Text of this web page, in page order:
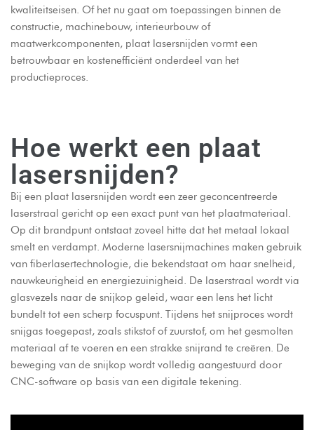
kwaliteitseisen. Of het nu gaat om toepassingen binnen de
constructie, machinebouw, interieurbouw of
maatwerkcomponenten, plaat lasersnijden vormt een
betrouwbaar en kostenefficiënt onderdeel van het
productieproces.
Hoe werkt een plaat
lasersnijden?
Bij een plaat lasersnijden wordt een zeer geconcentreerde
laserstraal gericht op een exact punt van het plaatmateriaal.
Op dit brandpunt ontstaat zoveel hitte dat het metaal lokaal
smelt en verdampt. Moderne lasersnijmachines maken gebruik
van fiberlasertechnologie, die bekendstaat om haar snelheid,
nauwkeurigheid en energiezuinigheid. De laserstraal wordt via
glasvezels naar de snijkop geleid, waar een lens het licht
bundelt tot een scherp focuspunt. Tijdens het snijproces wordt
snijgas toegepast, zoals stikstof of zuurstof, om het gesmolten
materiaal af te voeren en een strakke snijrand te creëren. De
beweging van de snijkop wordt volledig aangestuurd door
CNC-software op basis van een digitale tekening.